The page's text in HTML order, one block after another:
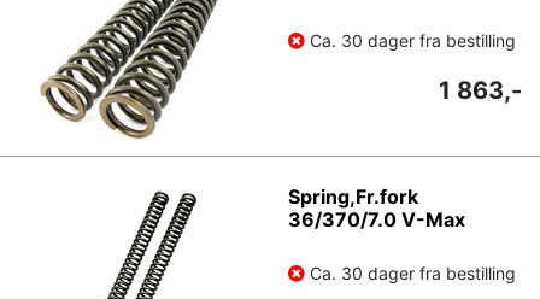
Ca. 30 dager fra bestilling
1 863,-
Spring,Fr.fork
36/370/7.0 V-Max
Ca. 30 dager fra bestilling